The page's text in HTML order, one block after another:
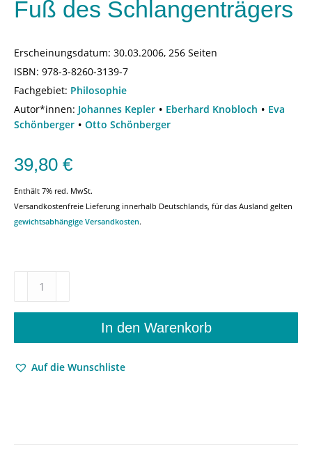
Fuß des Schlangenträgers
Erscheinungsdatum: 30.03.2006, 256 Seiten
ISBN: 978-3-8260-3139-7
Fachgebiet: Philosophie
Autor*innen: Johannes Kepler Eberhard Knobloch
Eva
Schönberger
Otto Schönberger
39,80 €
Enthält 7% red. MwSt.
Versandkostenfreie Lieferung innerhalb Deutschlands, für das Ausland gelten
gewichtsabhängige Versandkosten.
im
des
In den Warenkorb
Auf die Wunschliste